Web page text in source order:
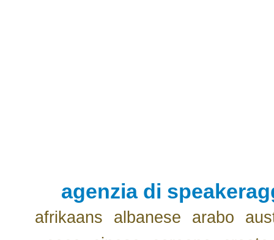
agenzia di
afrikaans albanese arabo